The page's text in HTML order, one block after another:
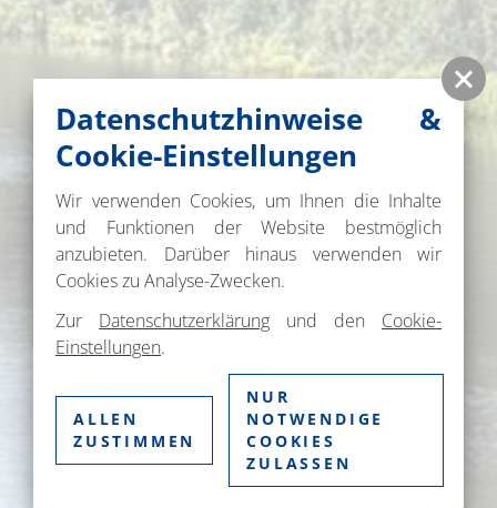
Datenschutzhinweise &
Cookie-Einstellungen
Wir verwenden Cookies, um Ihnen die Inhalte
und Funktionen der Website bestmöglich
anzubieten. Darüber hinaus verwenden wir
Cookies zu Analyse-Zwecken.
Zur Datenschutzerklärung und den Cookie-
Einstellungen.
ALLEN
ZUSTIMMEN
NUR
NOTWENDIGE
COOKIES
ZULASSEN